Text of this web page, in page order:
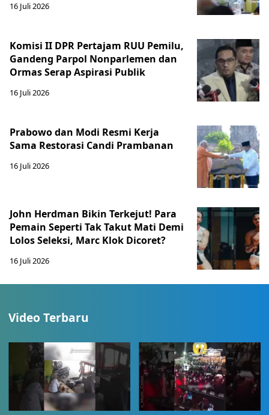
16 Juli 2026
Komisi II DPR Pertajam RUU Pemilu,
Gandeng Parpol Nonparlemen dan
Ormas Serap Aspirasi Publik
16 Juli 2026
Prabowo dan Modi Resmi Kerja
Sama Restorasi Candi Prambanan
16 Juli 2026
John Herdman Bikin Terkejut! Para
Pemain Seperti Tak Takut Mati Demi
Lolos Seleksi, Marc Klok Dicoret?
16 Juli 2026
Video Terbaru